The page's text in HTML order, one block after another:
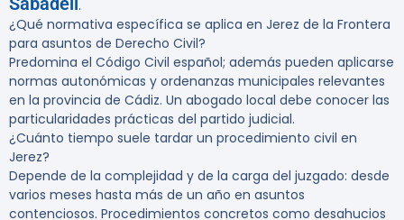
.
¿Qué normativa específica se aplica en Jerez de la Frontera
para asuntos de Derecho Civil?
Predomina el Código Civil español; además pueden aplicarse
normas autonómicas y ordenanzas municipales relevantes
en la provincia de Cádiz. Un abogado local debe conocer las
particularidades prácticas del partido judicial.
¿Cuánto tiempo suele tardar un procedimiento civil en
Jerez?
Depende de la complejidad y de la carga del juzgado: desde
varios meses hasta más de un año en asuntos
contenciosos. Procedimientos concretos como desahucios